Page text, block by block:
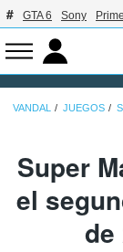
GTA 6 Sony
VANDAL JUEGOS
Super
el
de